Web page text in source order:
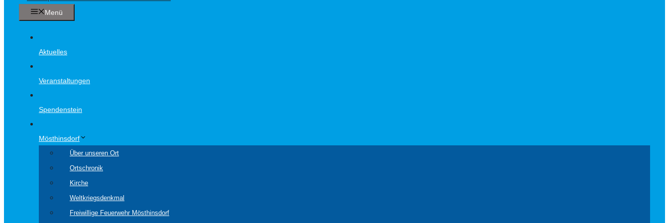
Menü
Aktuelles
Veranstaltungen
Spendenstein
Mösthinsdorf
Über unseren Ort
Ortschronik
Kirche
Weltkriegsdenkmal
Freiwillige Feuerwehr Mösthinsdorf